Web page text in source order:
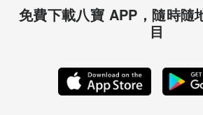
免費下載八寶 APP，隨時隨
目